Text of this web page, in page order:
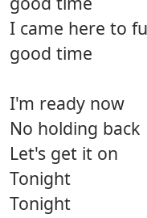
I came here to
good time
I'm ready now
No holding back
Let's get it on
Tonight
Tonight